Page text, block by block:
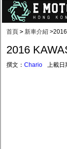
首頁 > 新車介紹 >
2016
撰文： Chario 上載日